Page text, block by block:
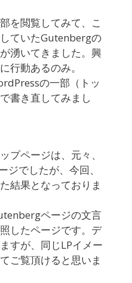
を閲覧してみて、こ
ていたGutenbergの
湧いてきました。興
行動あるのみ。
の一部（トッ
書き直してみまし
プページは、元々、
でしたが、今回、
結果となっておりま
ページの文言
したページです。デ
すが、同じLPイメー
ご覧頂けると思いま